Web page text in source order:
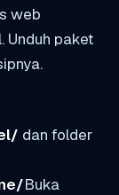
web
Unduh paket
dan folder
Buka